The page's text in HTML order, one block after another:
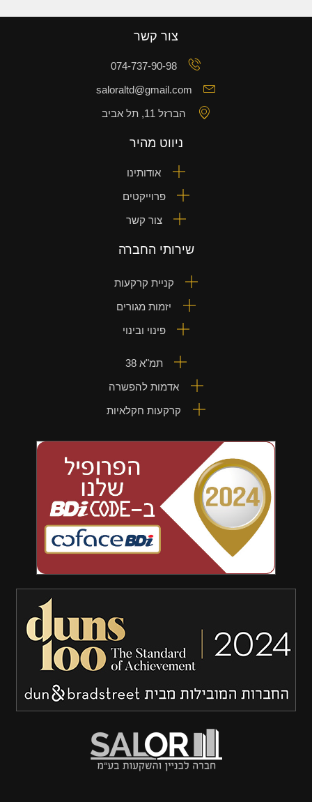
צור קשר
074-737-90-98
saloraltd@gmail.com
הברזל 11, תל אביב
ניווט מהיר
אודותינו
פרוייקטים
צור קשר
שירותי החברה
קניית קרקעות
יזמות מגורים
פינוי ובינוי
תמ"א 38
אדמות להפשרה
קרקעות חקלאיות